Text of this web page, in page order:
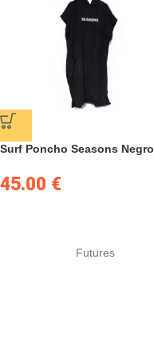
Surf Poncho Seasons Negro
45.00 €
Futures